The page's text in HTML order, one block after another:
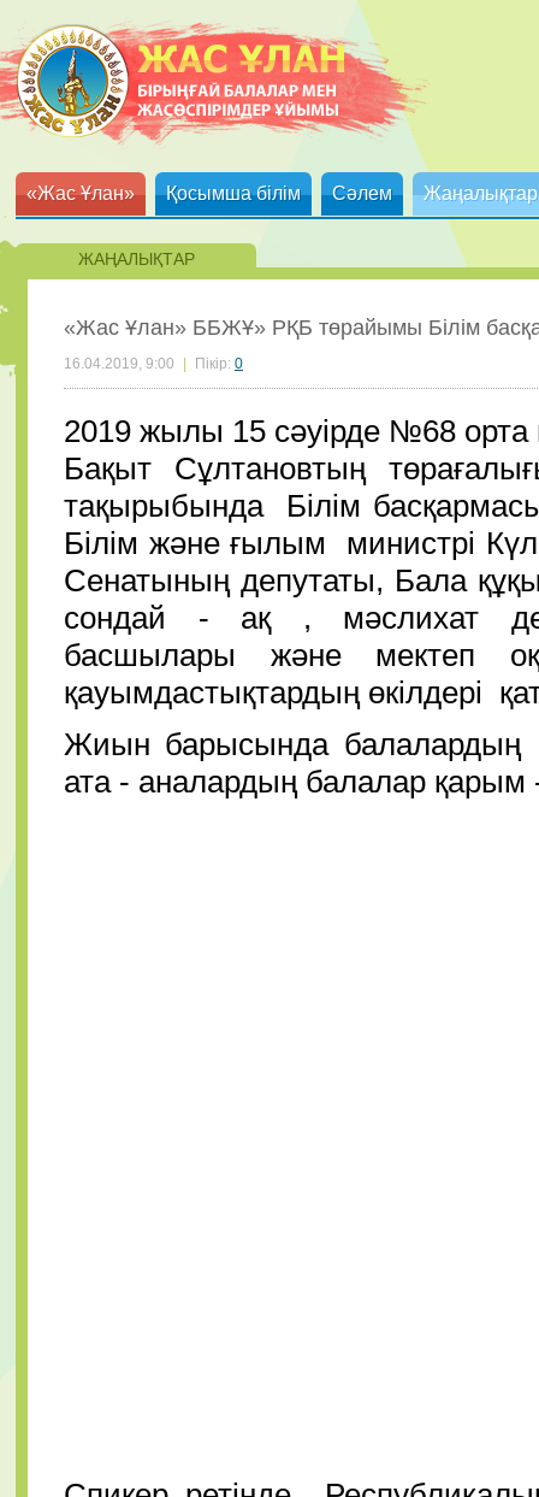
«Жас Ұлан» Қосымша білім Сәлем Жаңалықтар
ЖАҢАЛЫҚТАР
«Жас Ұлан» ББЖҰ» РҚБ төрайымы Білім
16.04.2019, 9:00 Пікір: 0
2019 жылы 15 сәуірде №68 орта
Бақыт Сұлтановтың
тақырыбында Білім
Білім және ғылым министрі
Сенатының депутаты, Бала
сондай - ақ , мәслихат
басшылары және мектеп
қауымдастықтардың өкілдері
Жиын барысында балалардың
ата - аналардың балалар